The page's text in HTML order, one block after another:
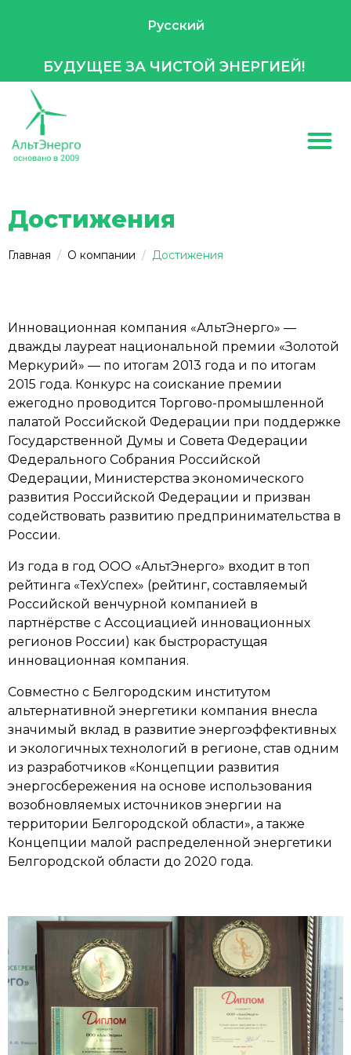
Русский
БУДУЩЕЕ ЗА ЧИСТОЙ ЭНЕРГИЕЙ!
Достижения
Главная О компании Достижения
Инновационная компания «АльтЭнерго» —
дважды лауреат национальной премии «Золотой
Меркурий» — по итогам 2013 года и по итогам
2015 года. Конкурс на соискание премии
ежегодно проводится Торгово-промышленной
палатой Российской Федерации при поддержке
Государственной Думы и Совета Федерации
Федерального Собрания Российской
Федерации, Министерства экономического
развития Российской Федерации и призван
содействовать развитию предпринимательства в
России.
Из года в год ООО «АльтЭнерго» входит в топ
рейтинга «ТехУспех» (рейтинг, составляемый
Российской венчурной компанией в
партнёрстве с Ассоциацией инновационных
регионов России) как быстрорастущая
инновационная компания.
Совместно с Белгородским институтом
альтернативной энергетики компания внесла
значимый вклад в развитие энергоэффективных
и экологичных технологий в регионе, став одним
из разработчиков «Концепции развития
энергосбережения на основе использования
возобновляемых источников энергии на
территории Белгородской области», а также
Концепции малой распределенной энергетики
Белгородской области до 2020 года.
Заполните заявку на
обратную связь
Я согласен на обработку персональных
Feedback request
I give my consent to the processing of my